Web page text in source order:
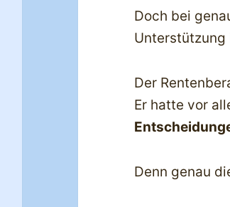
Doch bei
Unterstützung
Der
Er hatte vor
Denn genau